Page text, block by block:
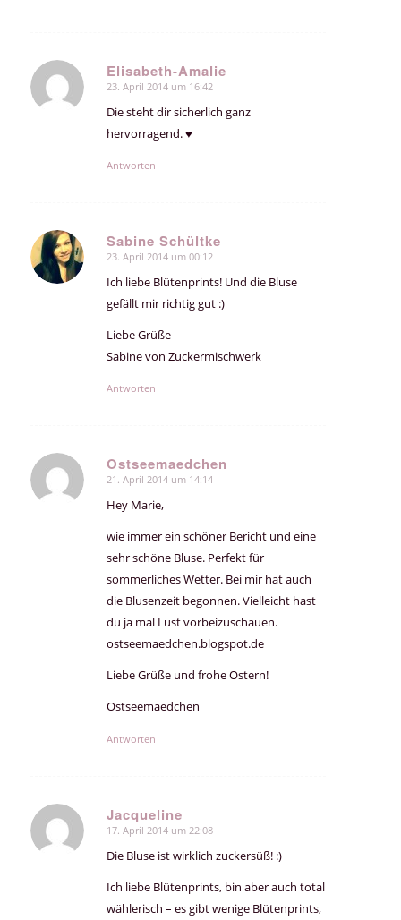
Elisabeth-Amalie
sagte:
23. April 2014 um 16:42
Die steht dir sicherlich ganz
hervorragend. ♥
Antworten
Sabine Schültke
sagte:
23. April 2014 um 00:12
Ich liebe Blütenprints! Und die Bluse
gefällt mir richtig gut :)
Liebe Grüße
Sabine von Zuckermischwerk
Antworten
Ostseemaedchen
sagte:
21. April 2014 um 14:14
Hey Marie,
wie immer ein schöner Bericht und eine
sehr schöne Bluse. Perfekt für
sommerliches Wetter. Bei mir hat auch
die Blusenzeit begonnen. Vielleicht hast
du ja mal Lust vorbeizuschauen.
ostseemaedchen.blogspot.de
Liebe Grüße und frohe Ostern!
Ostseemaedchen
Antworten
Jacqueline
sagte:
17. April 2014 um 22:08
Die Bluse ist wirklich zuckersüß! :)
Ich liebe Blütenprints, bin aber auch total
wählerisch – es gibt wenige Blütenprints,